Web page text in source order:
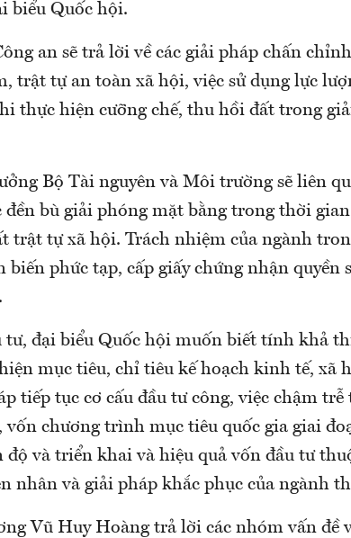
biểu Quốc hội.
an sẽ trả lời về các giải pháp chấn
trật tự an toàn xã hội, việc sử dụng lực
thực hiện cưỡng chế, thu hồi đất trong
Bộ Tài nguyên và Môi trường sẽ liên
bù giải phóng mặt bằng trong thời gian
trật tự xã hội. Trách nhiệm của ngành
biến phức tạp, cấp giấy chứng nhận quyền
tư, đại biểu Quốc hội muốn biết tính khả
mục tiêu, chỉ tiêu kế hoạch kinh tế, xã
tiếp tục cơ cấu đầu tư công, việc chậm trễ
chương trình mục tiêu quốc gia giai
độ và triển khai và hiệu quả vốn đầu tư
nhân và giải pháp khắc phục của ngành
Vũ Huy Hoàng trả lời các nhóm vấn đề